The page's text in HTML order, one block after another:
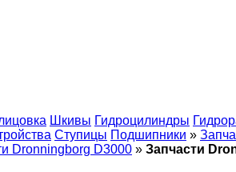
Шкивы Гидроцилиндры
Ступицы Подшипники »
Dronningborg D3000 » Запчасти